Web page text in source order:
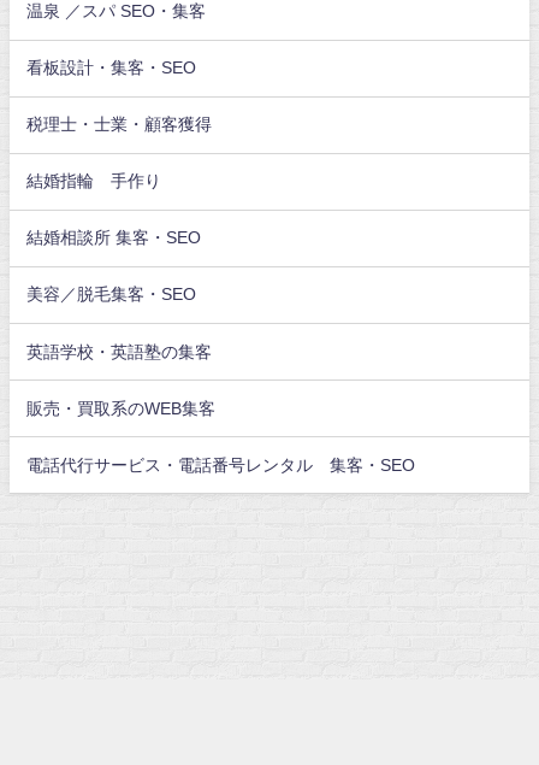
温泉 ／スパ SEO・集客
看板設計・集客・SEO
税理士・士業・顧客獲得
結婚指輪 手作り
結婚相談所 集客・SEO
美容／脱毛集客・SEO
英語学校・英語塾の集客
販売・買取系のWEB集客
電話代行サービス・電話番号レンタル 集客・SEO